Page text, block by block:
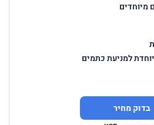
מיוחדים
למניעת כתמים
בדוק מחיר